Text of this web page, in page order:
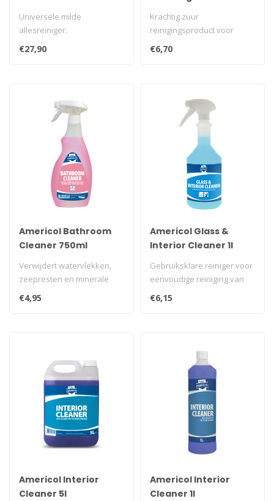
Universele milde
allesreiniger.
€27,90
Krachtig zuur
reinigingsproduct voor
verwijdering van
hardnekkige, kalkhoudende
€6,70
Americol Bathroom
Cleaner 750ml
Verwijdert watervlekken,
zeepresten en minerale
afzettingen.
€4,95
Americol Glass &
Interior Cleaner 1l
Gebruiksklare reiniger voor
eenvoudige reiniging van
glas en interieur...
€6,15
Americol Interior
Cleaner 5l
Americol Interior
Cleaner 1l